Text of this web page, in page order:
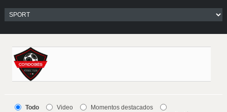
Todo Video
Momentos destacados